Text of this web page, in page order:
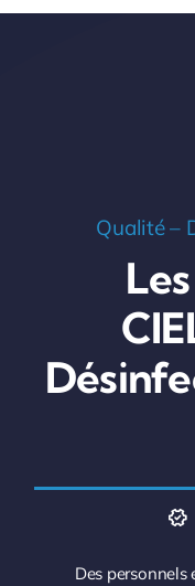
Qualité –
Des